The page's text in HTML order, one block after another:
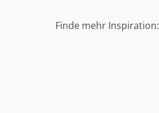
Finde mehr Inspiration: